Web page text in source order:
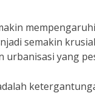
semakin
yang